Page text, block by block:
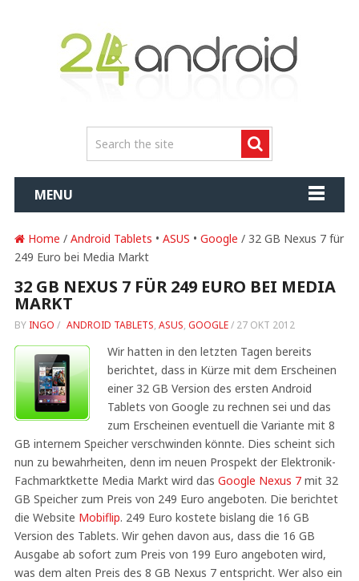
MENU
Home / Android Tablets • ASUS • Google / 32 GB Nexus 7 für
249 Euro bei Media Markt
32 GB NEXUS 7 FÜR 249 EURO BEI MEDIA
MARKT
BY INGO / ANDROID TABLETS, ASUS, GOOGLE/ 27 OKT 2012
Wir hatten in den letzten Tagen bereits
berichtet, dass in Kürze mit dem Erscheinen
einer 32 GB Version des ersten Android
Tablets von Google zu rechnen sei und das
zum Erscheinen eventuell die Variante mit 8
GB internem Speicher verschwinden könnte. Dies scheint sich
nun zu bewahrheiten, denn im neuen Prospekt der Elektronik-
Fachmarktkette Media Markt wird das Google Nexus 7mit 32
GB Speicher zum Preis von 249 Euro angeboten. Die berichtet
die Website Mobiflip. 249 Euro kostete bislang die 16 GB
Version des Tablets. Wir gehen davon aus, dass die 16 GB
Ausgabe ab sofort zum Preis von 199 Euro angeboten wird,
was dem alten Preis des 8 GB Nexus 7 entspricht. Wer also ein